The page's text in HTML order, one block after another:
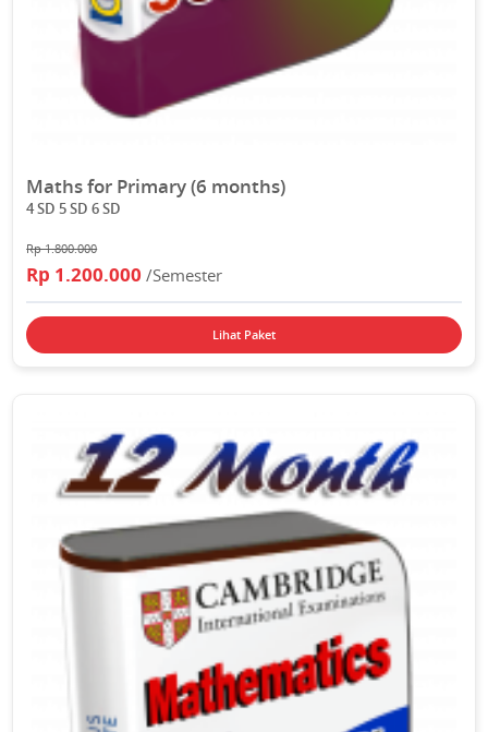
Maths for Primary (6 months)
4 SD 5 SD 6 SD
Rp 1.800.000
Rp 1.200.000/Semester
Lihat Paket